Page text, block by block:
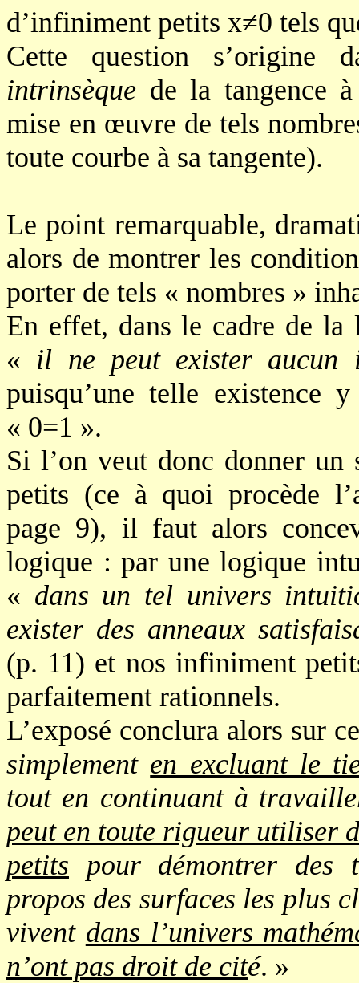
d’infiniment petits x≠0 tels
Cette question s’origine
intrinsèque de la tangence
mise en œuvre de tels
toute courbe à sa tangente).
Le point remarquable,
alors de montrer les
porter de tels « nombres »
En effet, dans le cadre de la
« il ne peut exister aucun
puisqu’une telle existence
« 0=1 ».
Si l’on veut donc donner un
petits (ce à quoi procède
page 9), il faut alors
logique : par une logique
« dans un tel univers
exister des anneaux
(p. 11) et nos infiniment
parfaitement rationnels.
L’exposé conclura alors sur
simplement en excluant le
tout en continuant à
peut en toute rigueur utiliser
petits pour démontrer des
propos des surfaces les plus
vivent dans l’univers
n’ont pas droit de cité. »